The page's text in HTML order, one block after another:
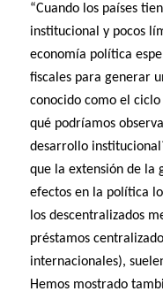
“Cuando los países
institucional y pocos
economía política
fiscales para generar
conocido como el
qué podríamos
desarrollo
que la extensión de la
efectos en la política
los descentralizados
préstamos
internacionales),
Hemos mostrado